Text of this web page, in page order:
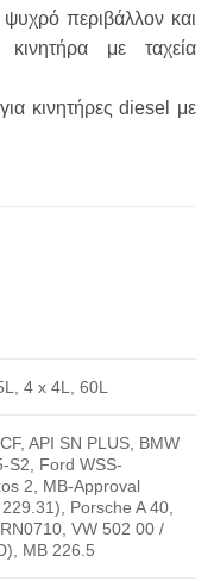
ψυχρό περιβάλλον και
με ταχεία
κινητήρες diesel με
4 x 4L, 60L
API SN PLUS, BMW
S2, Ford WSS-
2, MB-Approval
Porsche A 40,
VW 502 00 /
MB 226.5